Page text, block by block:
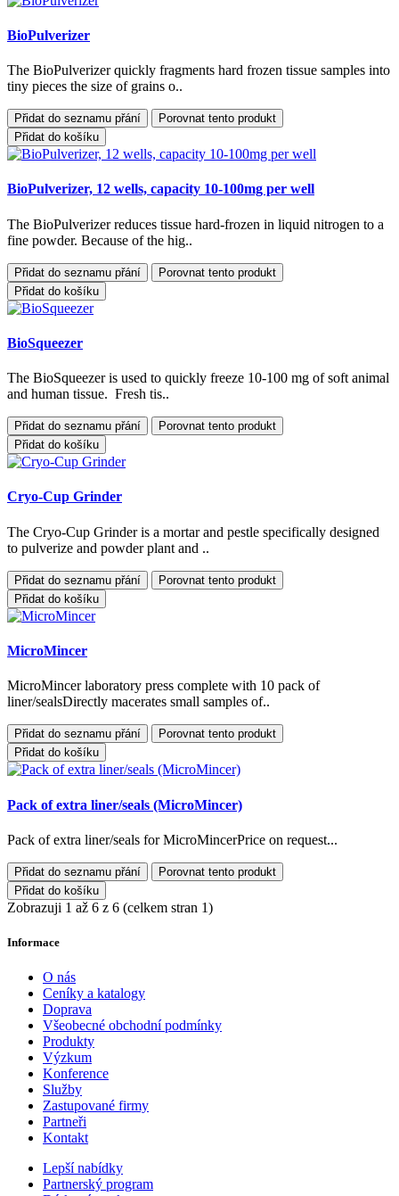
BioPulverizer
The BioPulverizer quickly fragments hard frozen tissue samples into
tiny pieces the size of grains o..
Přidat do seznamu přání
Porovnat tento produkt
Přidat do košíku
BioPulverizer, 12 wells, capacity 10-100mg per well
The BioPulverizer reduces tissue hard-frozen in liquid nitrogen to a
fine powder. Because of the hig..
Přidat do seznamu přání
Porovnat tento produkt
Přidat do košíku
BioSqueezer
The BioSqueezer is used to quickly freeze 10-100 mg of soft animal
and human tissue. Fresh tis..
Přidat do seznamu přání
Porovnat tento produkt
Přidat do košíku
Cryo-Cup Grinder
The Cryo-Cup Grinder is a mortar and pestle specifically designed
to pulverize and powder plant and ..
Přidat do seznamu přání
Porovnat tento produkt
Přidat do košíku
MicroMincer
MicroMincer laboratory press complete with 10 pack of
liner/sealsDirectly macerates small samples of..
Přidat do seznamu přání
Porovnat tento produkt
Přidat do košíku
Pack of extra liner/seals (MicroMincer)
Pack of extra liner/seals for MicroMincerPrice on request...
Přidat do seznamu přání
Porovnat tento produkt
Přidat do košíku
Zobrazuji 1 až 6 z 6 (celkem stran 1)
Informace
O nás
Ceníky a katalogy
Doprava
Všeobecné obchodní podmínky
Produkty
Výzkum
Konference
Služby
Zastupované firmy
Partneři
Kontakt
Lepší nabídky
Partnerský program